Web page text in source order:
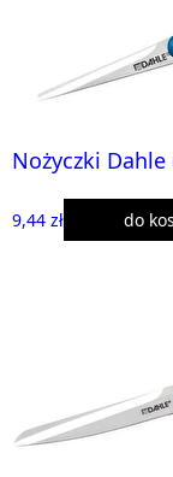
Nożyczki
9,44 zł do